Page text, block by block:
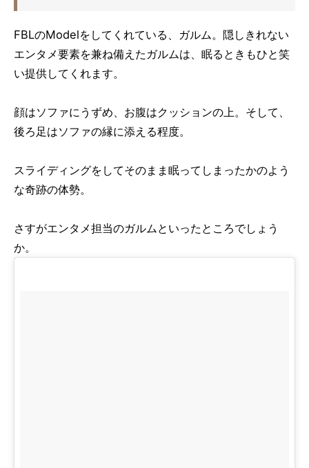
FBLのModelをしてくれている、ガルム。隠しきれない
エンタメ要素を兼ね備えたガルムは、眠るときもひと笑
い提供してくれます。
顔はソファにうずめ、お腹はクッションの上。そして、
後ろ足はソファの縁に添える程度。
スライディングをしてそのまま眠ってしまったかのよう
な奇跡の体勢。
さすがエンタメ担当のガルムといったところでしょう
か。